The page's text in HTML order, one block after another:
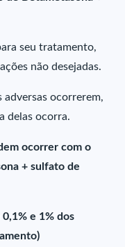
seu tratamento,
não desejadas.
adversas ocorrerem,
delas ocorra.
ocorrer com o
+ sulfato de
e 1% dos